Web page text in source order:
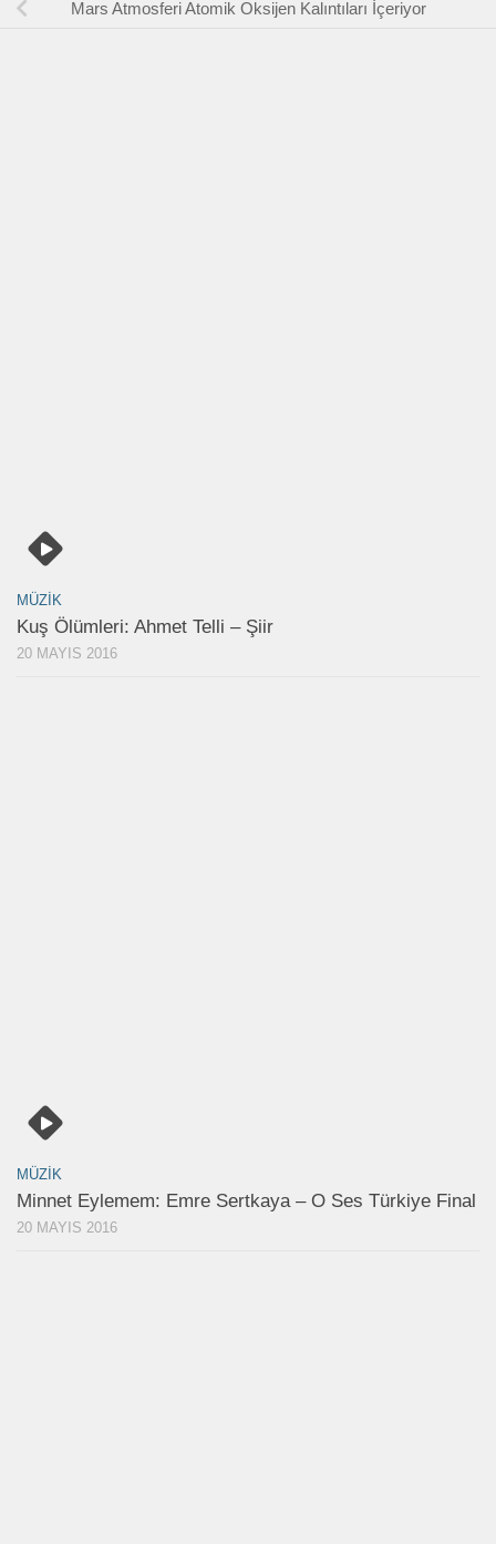
Mars Atmosferi Atomik Oksijen Kalıntıları İçeriyor
MÜZIK
Kuş Ölümleri: Ahmet Telli – Şiir
20 MAYIS 2016
MÜZIK
Minnet Eylemem: Emre Sertkaya – O Ses Türkiye Final
20 MAYIS 2016